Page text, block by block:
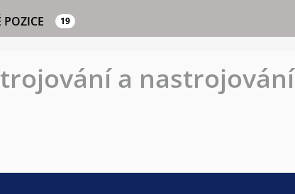
19
a nastrojování